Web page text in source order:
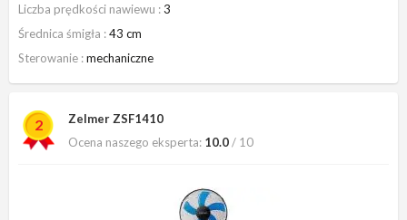
Liczba prędkości nawiewu
3
Średnica śmigła
43 cm
Sterowanie mechaniczne
2
Zelmer ZSF1410
Ocena naszego eksperta: 10.0/ 10